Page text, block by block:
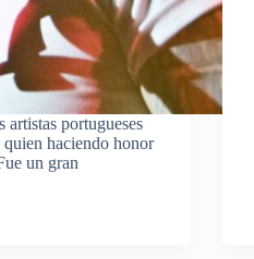
portugueses
haciendo honor
un gran